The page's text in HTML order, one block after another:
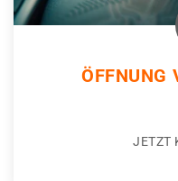
ÖFFNUNG
JETZT